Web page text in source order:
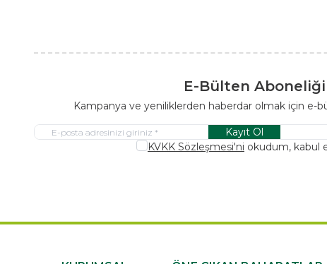
E-Bülten Aboneliği
Kampanya ve yeniliklerden haberdar olmak için e-
Kayıt Ol
KVKK Sözleşmesi'ni okudum, kabul